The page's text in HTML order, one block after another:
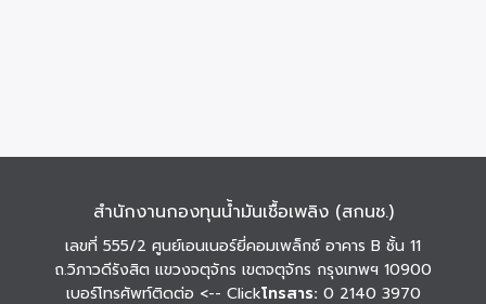
สำนักงานกองทุนน้ำมันเชื้อเพลิง (สกนช.)
เลขที่ 555/2 ศูนย์เอนเนอร์ยี่คอมเพล็กซ์ อาคาร B ชั้น 11
ถ.วิภาวดีรังสิต แขวงจตุจักร เขตจตุจักร กรุงเทพฯ 10900
เบอร์โทรศัพท์ติดต่อ <-- Clickโทรสาร: 0 2140 3970